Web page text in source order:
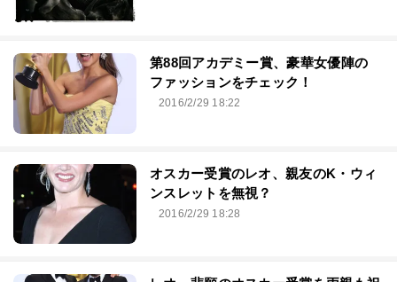
第88回アカデミー賞、豪華女優陣の
ファッションをチェック！
2016/2/29 18:22
オスカー受賞のレオ、親友のK・ウィ
ンスレットを無視？
2016/2/29 18:28